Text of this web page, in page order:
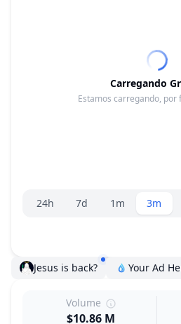
Carregando
Estamos carregando, por
Seletor de faixa
24h 7d 1m 3m
Jesus is back? Your Ad
Volume
$10.86 M